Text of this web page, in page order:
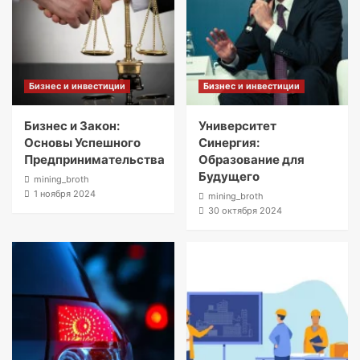
Бизнес и инвестиции
Бизнес и Закон:
Основы Успешного
Предпринимательства
mining_broth
1 ноября 2024
Бизнес и инвестиции
Университет
Синергия:
Образование для
Будущего
mining_broth
30 октября 2024